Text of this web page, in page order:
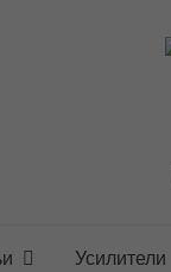
Усилители